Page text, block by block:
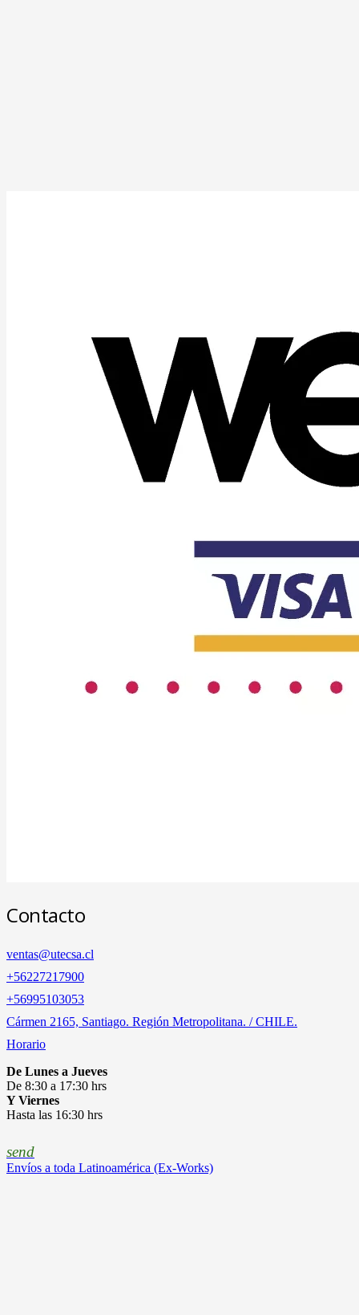
Contacto
ventas@utecsa.cl
+56227217900
‎+56995103053
Cármen 2165, Santiago. Región Metropolitana. / CHILE.
Horario
De Lunes a Jueves
De 8:30 a 17:30 hrs
Y Viernes
Hasta las 16:30 hrs
send
Envíos a toda Latinoamérica (Ex-Works)